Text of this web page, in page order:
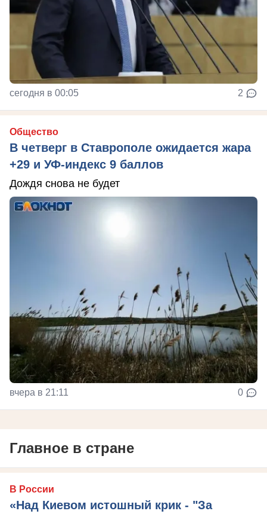
сегодня в 00:05 2
Общество
В четверг в Ставрополе ожидается жара
+29 и УФ-индекс 9 баллов
Дождя снова не будет
вчера в 21:11 0
Главное в стране
В России
«Над Киевом истошный крик - "За